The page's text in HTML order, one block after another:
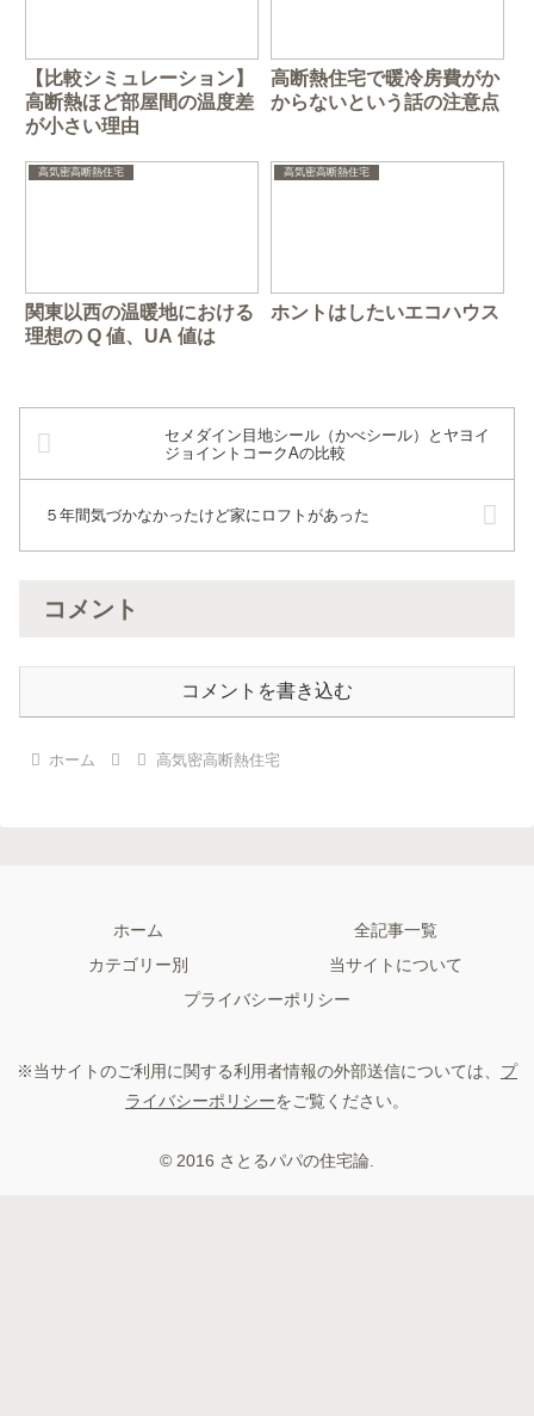
【比較シミュレーション】
高断熱ほど部屋間の温度差
が小さい理由
高断熱住宅で暖冷房費がか
からないという話の注意点
高気密高断熱住宅
関東以西の温暖地における
理想の Q 値、UA 値は
高気密高断熱住宅
ホントはしたいエコハウス
セメダイン目地シール（かべシール）とヤヨイ
ジョイントコークAの比較
５年間気づかなかったけど家にロフトがあった
コメント
コメントを書き込む
ホーム 高気密高断熱住宅
ホーム
全記事一覧
カテゴリー別
当サイトについて
プライバシーポリシー
※当サイトのご利用に関する利用者情報の外部送信については、 プ
ライバシーポリシーをご覧ください。
© 2016 さとるパパの住宅論.